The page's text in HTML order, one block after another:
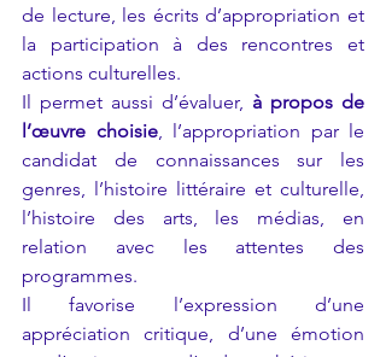
de lecture, les écrits d’appropriation et
la participation à des rencontres et
actions culturelles.
Il permet aussi d’évaluer, à propos de
l’œuvre choisie, l’appropriation par le
candidat de connaissances sur les
genres, l’histoire littéraire et culturelle,
l’histoire des arts, les médias, en
relation avec les attentes des
programmes.
Il favorise l’expression d’une
appréciation critique, d’une émotion